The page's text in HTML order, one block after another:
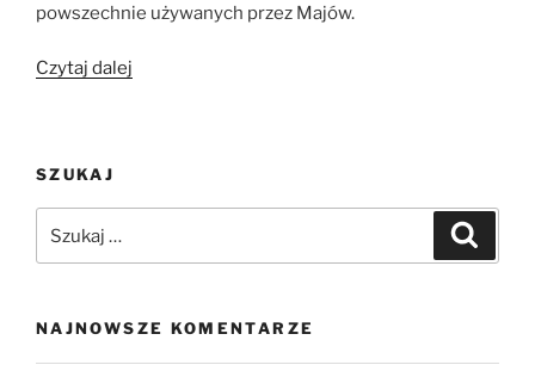
powszechnie używanych przez Majów.
Czytaj dalej
Archeologia
w
SZUKAJ
NAJNOWSZE KOMENTARZE